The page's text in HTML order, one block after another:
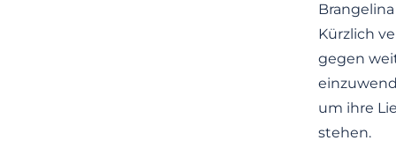
Kürzlich
gegen
um ihre
stehen.